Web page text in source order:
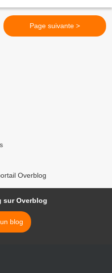
vote-yes-on-the-law-to-ban-
Page suivante >
Overblog
sur Overblog
blog